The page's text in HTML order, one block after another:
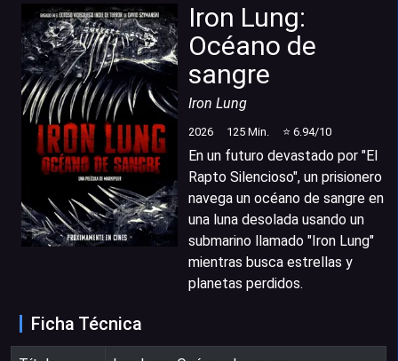
Iron Lung:
Océano de
sangre
Iron Lung
2026 125 Min. ⭐ 6.94/10
En un futuro devastado por "El
Rapto Silencioso", un prisionero
navega un océano de sangre en
una luna desolada usando un
submarino llamado "Iron Lung"
mientras busca estrellas y
planetas perdidos.
Ficha Técnica